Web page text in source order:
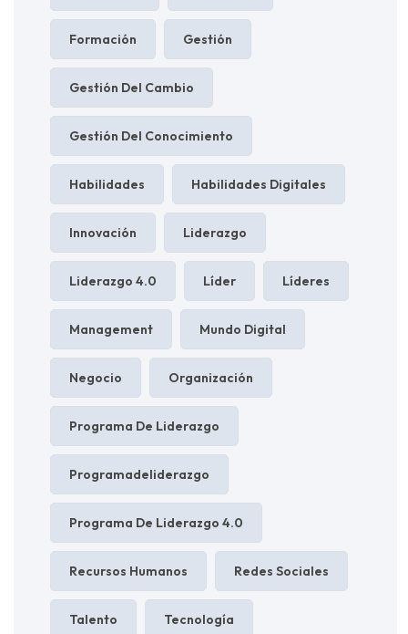
Formación Gestión
Gestión Del Cambio
Gestión Del Conocimiento
Habilidades Habilidades Digitales
Innovación Liderazgo
Liderazgo 4.0 Líder Líderes
Management Mundo Digital
Negocio Organización
Programa De Liderazgo
Programadeliderazgo
Programa De Liderazgo 4.0
Recursos Humanos Redes Sociales
Talento Tecnología